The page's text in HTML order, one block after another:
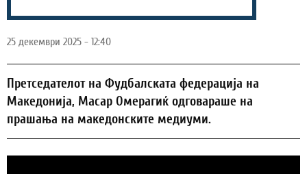
25 декември 2025 - 12:40
Претседателот на Фудбалската федерација на
Македонија, Масар Омерагиќ одговараше на
прашања на македонските медиуми.